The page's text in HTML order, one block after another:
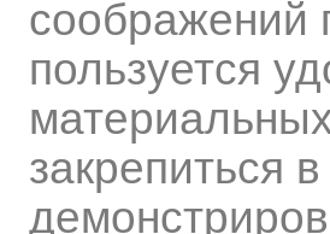
соображений
пользуется
закрепиться